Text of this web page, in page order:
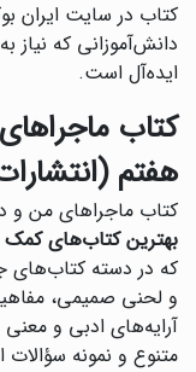
کتاب در سایت ایران
دانش‌آموزانی که نیاز
ایده‌آل است.
کتاب
هفتم
کتاب ماجراهای من و
بهترین کتاب‌های کمک
که در دسته کتاب‌های
و لحنی صمیمی،
آرایه‌های ادبی و
متنوع و نمونه سؤالات